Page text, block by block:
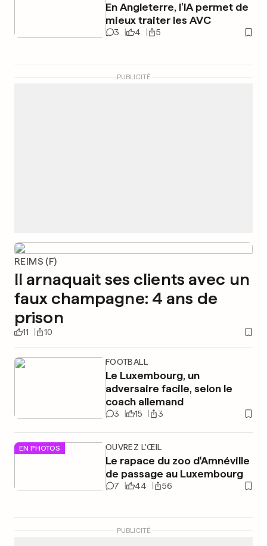
En Angleterre, l’IA permet de
mieux traiter les AVC
3 4 5
PUBLICITÉ
REIMS (F)
Il arnaquait ses clients avec un
faux champagne: 4 ans de
prison
11 10
FOOTBALL
Le Luxembourg, un
adversaire facile, selon le
coach allemand
3 15 3
EN PHOTOS OUVREZ L'ŒIL
Le rapace du zoo d'Amnéville
de passage au Luxembourg
7 44 56
PUBLICITÉ